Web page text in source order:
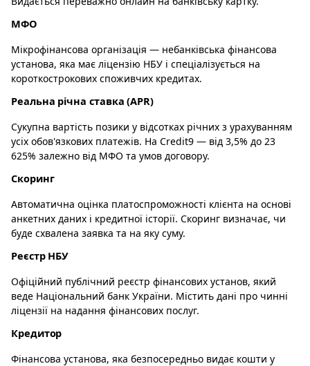
МФО
Мікрофінансова організація — небанківська фінансова
установа, яка має ліцензію НБУ і спеціалізується на
короткострокових споживчих кредитах.
Реальна річна ставка (APR)
Сукупна вартість позики у відсотках річних з урахуванням
усіх обов'язкових платежів. На Credit9 — від 3,5% до 23
625% залежно від МФО та умов договору.
Скоринг
Автоматична оцінка платоспроможності клієнта на основі
анкетних даних і кредитної історії. Скоринг визначає, чи
буде схвалена заявка та на яку суму.
Реєстр НБУ
Офіційний публічний реєстр фінансових установ, який
веде Національний банк України. Містить дані про чинні
ліцензії на надання фінансових послуг.
Кредитор
Фінансова установа, яка безпосередньо видає кошти у